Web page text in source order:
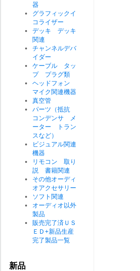
器
グラフィックイ
コライザー
デッキ デッキ
関連
チャンネルデバ
イダー
ケーブル タッ
プ プラグ類
ヘッドフォン
マイク関連機器
真空管
パーツ（抵抗
コンデンサ メ
ーター トラン
スなど）
ビジュアル関連
機器
リモコン 取り
説 書籍関連
その他オーディ
オアクセサリー
ソフト関連
オーディオ以外
製品
販売完了済ＵＳ
ＥＤ+新品生産
完了製品一覧
新品